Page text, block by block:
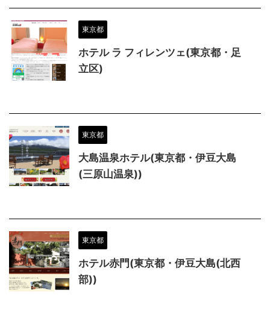
東京都
ホテル ラ フィレンツェ(東京都・足
立区)
東京都
大島温泉ホテル(東京都・伊豆大島
(三原山温泉))
東京都
ホテル赤門(東京都・伊豆大島(北西
部))